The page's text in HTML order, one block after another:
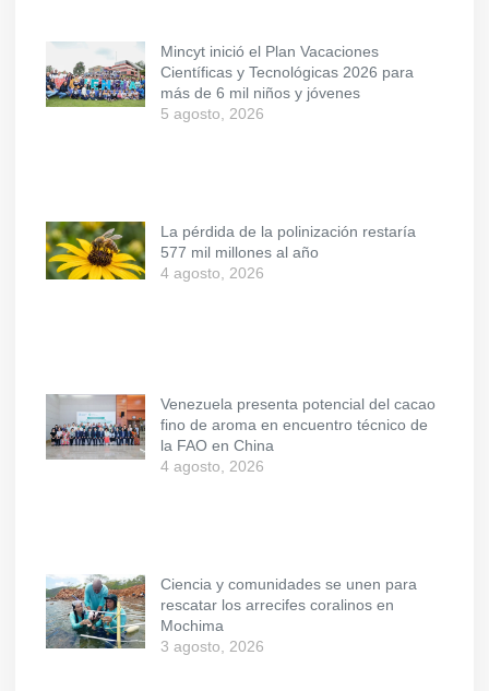
Mincyt inició el Plan Vacaciones
Científicas y Tecnológicas 2026 para
más de 6 mil niños y jóvenes
5 agosto, 2026
La pérdida de la polinización restaría
577 mil millones al año
4 agosto, 2026
Venezuela presenta potencial del cacao
fino de aroma en encuentro técnico de
la FAO en China
4 agosto, 2026
Ciencia y comunidades se unen para
rescatar los arrecifes coralinos en
Mochima
3 agosto, 2026